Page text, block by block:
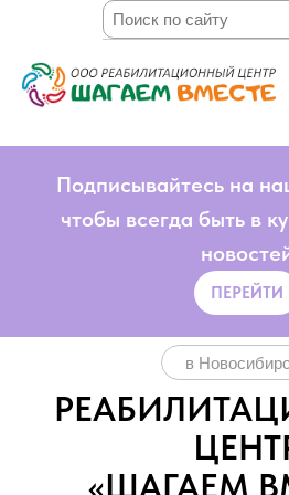
Подписывайтесь на
чтобы всегда быть в
ПЕРЕЙТИ
«ШАГАЕМ
в